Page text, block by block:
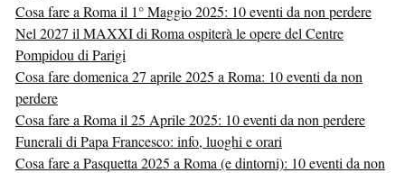
Cosa fare a Roma il 1° Maggio 2025: 10 eventi da non perdere
Nel 2027 il MAXXI di Roma ospiterà le opere del Centre
Pompidou di Parigi
Cosa fare domenica 27 aprile 2025 a Roma: 10 eventi da non
perdere
Cosa fare a Roma il 25 Aprile 2025: 10 eventi da non perdere
Funerali di Papa Francesco: info, luoghi e orari
Cosa fare a Pasquetta 2025 a Roma (e dintorni): 10 eventi da non